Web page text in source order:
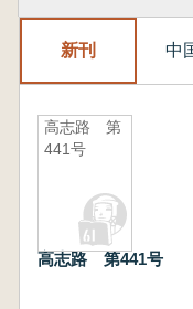
新刊 中
高志路 第
441号
高志路 第441号